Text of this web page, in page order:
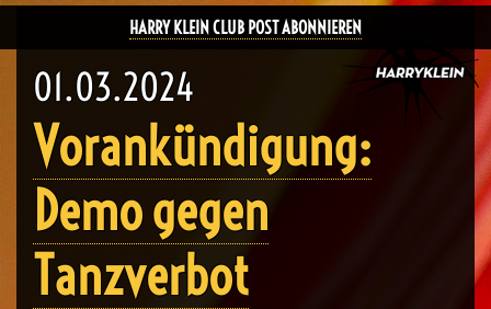
HARRY KLEIN CLUB POST ABONNIEREN
01.03.2024
Vorankündigung:
Demo gegen
Tanzverbot